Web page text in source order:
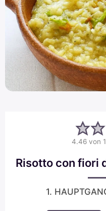
4.46 von
Risotto con fiori
1.